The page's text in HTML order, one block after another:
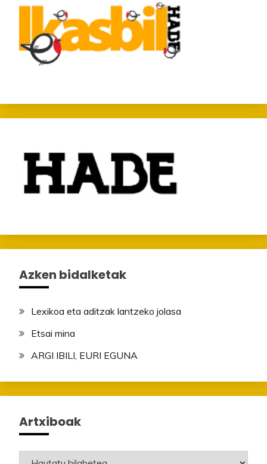
Azken bidalketak
Lexikoa eta aditzak lantzeko jolasa
Etsai mina
ARGI IBILI, EURI EGUNA
Artxiboak
Artxiboak